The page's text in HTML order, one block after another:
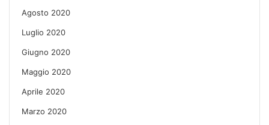
Agosto 2020
Luglio 2020
Giugno 2020
Maggio 2020
Aprile 2020
Marzo 2020